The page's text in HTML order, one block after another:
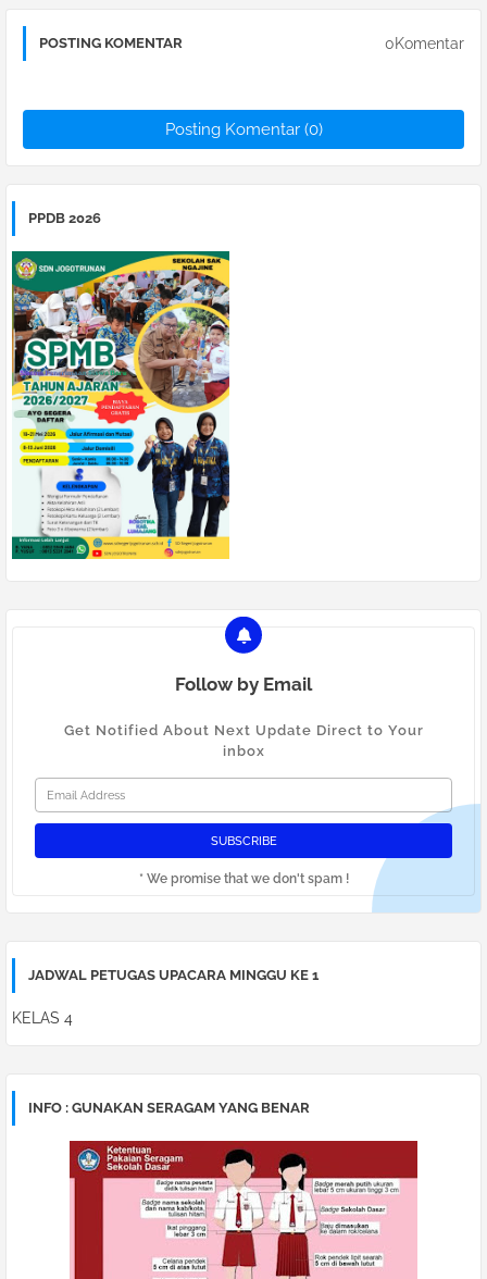
POSTING KOMENTAR 0Komentar
Posting Komentar (0)
PPDB 2026
Follow by Email
Get Notified About Next Update Direct to Your
inbox
* We promise that we don't spam !
JADWAL PETUGAS UPACARA MINGGU KE 1
KELAS 4
INFO : GUNAKAN SERAGAM YANG BENAR